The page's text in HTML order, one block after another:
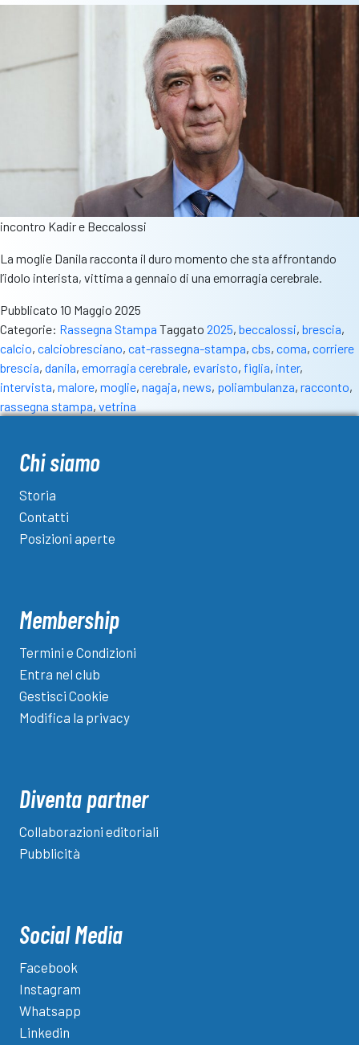
incontro Kadir e Beccalossi
La moglie Danila racconta il duro momento che sta affrontando
l’idolo interista, vittima a gennaio di una emorragia cerebrale.
Pubblicato 10 Maggio 2025
Categorie: Rassegna Stampa Taggato 2025, beccalossi, brescia,
calcio, calciobresciano, cat-rassegna-stampa, cbs, coma, corriere
brescia, danila, emorragia cerebrale, evaristo, figlia, inter,
intervista, malore, moglie, nagaja, news, poliambulanza, racconto,
rassegna stampa, vetrina
Chi siamo
Storia
Contatti
Posizioni aperte
Membership
Termini e Condizioni
Entra nel club
Gestisci Cookie
Modifica la privacy
Diventa partner
Collaborazioni editoriali
Pubblicità
Social Media
Facebook
Instagram
Whatsapp
Linkedin